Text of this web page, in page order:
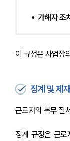
•  가해자 조
이 규정은 사업장
징계 및 제
근로자의 복무 질
징계 규정은 근